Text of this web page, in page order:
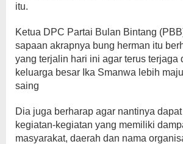
itu.
Ketua DPC Partai Bulan Bintang
sapaan akrapnya bung herman itu
yang terjalin hari ini agar terus terjaga
keluarga besar Ika Smanwa lebih
saing
Dia juga berharap agar nantinya
kegiatan-kegiatan yang memiliki
masyarakat, daerah dan nama